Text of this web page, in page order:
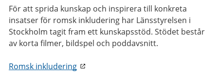
För att sprida kunskap och inspirera till konkreta
insatser för romsk inkludering har Länsstyrelsen i
Stockholm tagit fram ett kunskapsstöd. Stödet består
av korta filmer, bildspel och poddavsnitt.
Romsk inkludering